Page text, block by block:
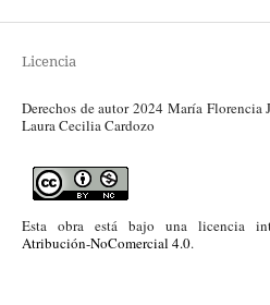
Licencia
Derechos de autor 2024 María
Laura Cecilia Cardozo
Esta obra está bajo una licencia
Atribución-NoComercial 4.0.